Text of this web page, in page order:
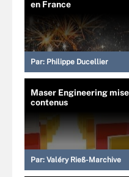
en France
Par: Philippe Ducellier
Maser Engineering
contenus
Par: Valéry Rieß-Marchive